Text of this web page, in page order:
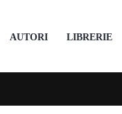
AUTORI LIBRERIE